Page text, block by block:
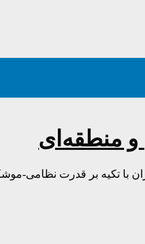
و منطقه‌ای
با تکیه بر قدرت نظامی-